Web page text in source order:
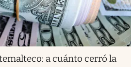
a cuánto cerró la